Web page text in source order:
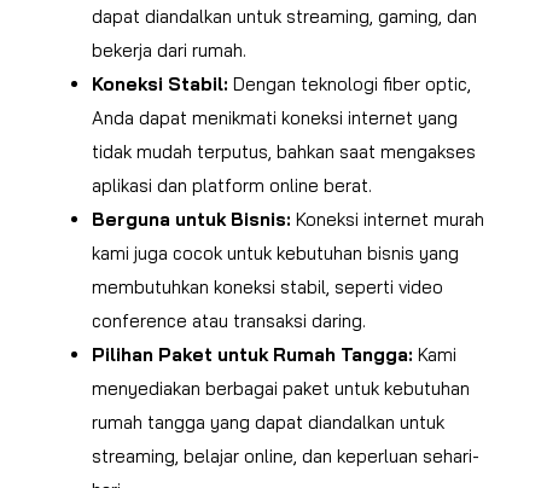
dapat diandalkan untuk streaming, gaming, dan
bekerja dari rumah.
Koneksi Stabil: Dengan teknologi fiber optic,
Anda dapat menikmati koneksi internet yang
tidak mudah terputus, bahkan saat mengakses
aplikasi dan platform online berat.
Berguna untuk Bisnis: Koneksi internet murah
kami juga cocok untuk kebutuhan bisnis yang
membutuhkan koneksi stabil, seperti video
conference atau transaksi daring.
Pilihan Paket untuk Rumah Tangga: Kami
menyediakan berbagai paket untuk kebutuhan
rumah tangga yang dapat diandalkan untuk
streaming, belajar online, dan keperluan sehari-